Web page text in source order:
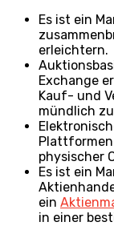
Es ist ein
erleichtern.
Exchange
Kauf- und
mündlich
physischer
Es ist ein
ein
in einer